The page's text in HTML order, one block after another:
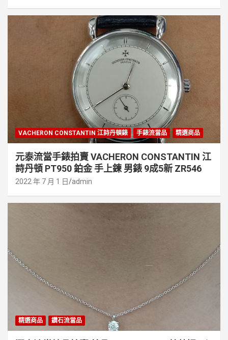
VACHERON CONSTANTIN 江詩丹頓錶 手錶流當品 精選商品
元泰流當手錶拍賣 VACHERON CONSTANTIN 江
詩丹頓 PT950 鉑金 手上鍊 男錶 9成5新 ZR546
2022 年 7 月 1 日 admin
精選商品 鑽石流當品